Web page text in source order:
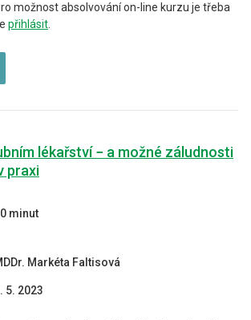
možnost absolvování on-line kurzu je třeba
přihlásit
lékařství − a možné záludnosti
praxi
minut
Markéta Faltisová
5. 2023